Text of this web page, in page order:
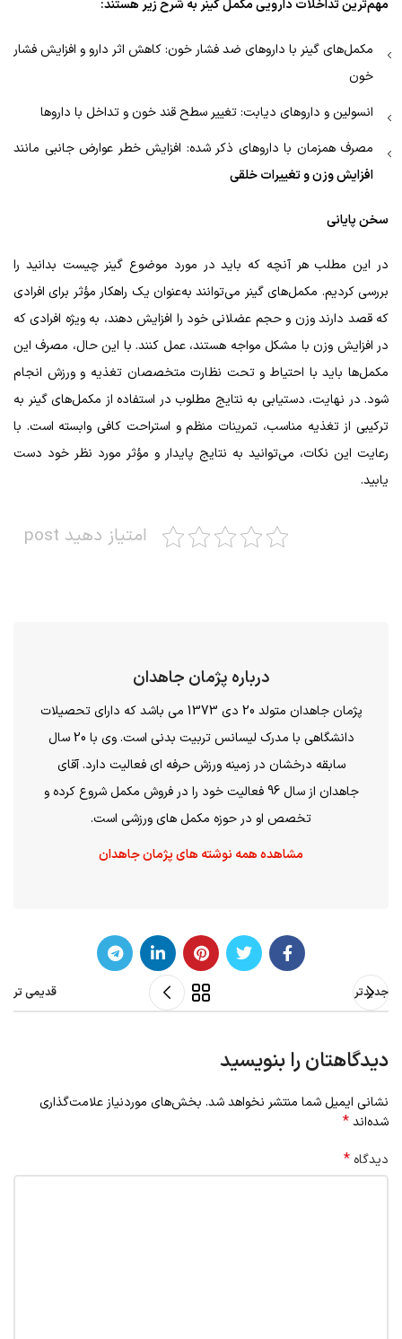
مهم‌ترین تداخلات دارویی مکمل گینر به شرح زیر هستند:
مکمل‌های گینر با داروهای ضد فشار خون: کاهش اثر دارو و افزایش فشار
خون
انسولین و داروهای دیابت: تغییر سطح قند خون و تداخل با داروها
مصرف همزمان با داروهای ذکر شده: افزایش خطر عوارض جانبی مانند
افزایش وزن و تغییرات خلقی
سخن پایانی
در این مطلب هر آنچه که باید در مورد موضوع گینر چیست بدانید را
بررسی کردیم. مکمل‌های گینر می‌توانند به‌عنوان یک راهکار مؤثر برای افرادی
که قصد دارند وزن و حجم عضلانی خود را افزایش دهند، به ویژه افرادی که
در افزایش وزن با مشکل مواجه هستند، عمل کنند. با این حال، مصرف این
مکمل‌ها باید با احتیاط و تحت نظارت متخصصان تغذیه و ورزش انجام
شود. در نهایت، دستیابی به نتایج مطلوب در استفاده از مکمل‌های گینر به
ترکیبی از تغذیه مناسب، تمرینات منظم و استراحت کافی وابسته است. با
رعایت این نکات، می‌توانید به نتایج پایدار و مؤثر مورد نظر خود دست
یابید.
امتیاز دهید post
درباره پژمان جاهدان
پژمان جاهدان متولد 20 دی 1373 می باشد که دارای تحصیلات
دانشگاهی با مدرک لیسانس تربیت بدنی است. وی با 20 سال
سابقه درخشان در زمینه ورزش حرفه ای فعالیت دارد. آقای
جاهدان از سال 96 فعالیت خود را در فروش مکمل شروع کرده و
تخصص او در حوزه مکمل های ورزشی است.
مشاهده همه نوشته های پژمان جاهدان
جدیدتر قدیمی تر
دیدگاهتان را بنویسید
نشانی ایمیل شما منتشر نخواهد شد. بخش‌های موردنیاز علامت‌گذاری
شده‌اند*
دیدگاه *